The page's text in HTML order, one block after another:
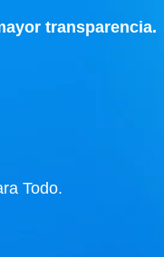
transparencia.
Todo.